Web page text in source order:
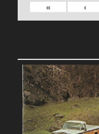
›
»